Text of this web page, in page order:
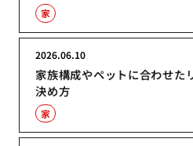
家
家族構成やペットに合わせた
決め方
2026.06.10
家